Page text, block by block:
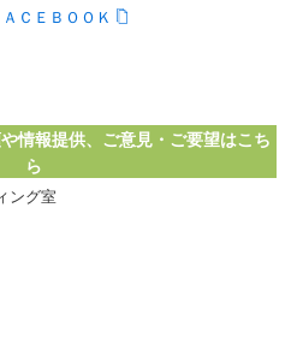
ＣＥＢＯＯＫ
情報提供、ご意見・ご要望はこち
ら
ング室